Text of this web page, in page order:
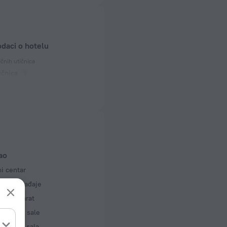
o hotelu
Hz
centar
za događaje
aparat
sale